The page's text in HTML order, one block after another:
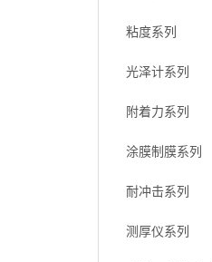
粘度系列
光泽计系列
附着力系列
涂膜制膜系列
耐冲击系列
测厚仪系列